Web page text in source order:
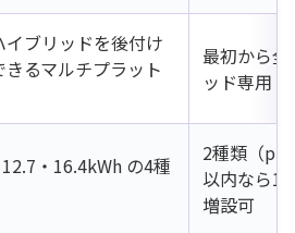
ブリッドを後付け
るマルチプラット
最初から
ッド専用
・16.4kWh の4種
2種類（
以内なら
増設可